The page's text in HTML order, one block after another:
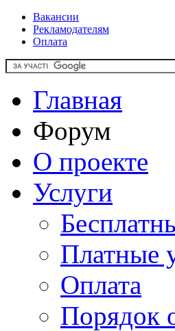
Вакансии
Рекламодателям
Оплата
Главная
Форум
О проекте
Услуги
Платные
Оплата
Порядок